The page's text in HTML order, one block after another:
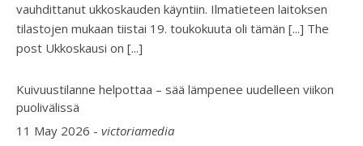
vauhdittanut ukkoskauden käyntiin. Ilmatieteen laitoksen
tilastojen mukaan tiistai 19. toukokuuta oli tämän [...] The
post Ukkoskausi on [...]
Kuivuustilanne helpottaa – sää lämpenee uudelleen viikon
puolivälissä
11 May 2026 - victoriamedia